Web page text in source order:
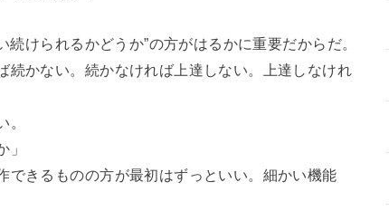
続けられるかどうか”の方がはるかに重要だからだ。
続かない。続かなければ上達しない。上達しなけれ
。
」
できるものの方が最初はずっといい。細かい機能